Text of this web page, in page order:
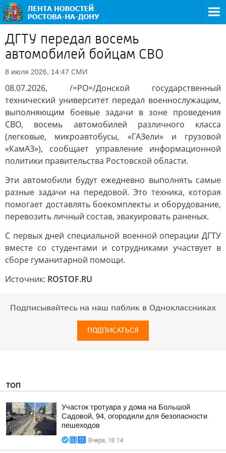
ДГТУ передал восемь
автомобилей бойцам СВО
8 июля 2026, 14:47 СМИ
08.07.2026, /=РО=/Донской государственный
технический университет передал военнослужащим,
выполняющим боевые задачи в зоне проведения
СВО, восемь автомобилей различного класса
(легковые, микроавтобусы, «ГАЗели» и грузовой
«КамАЗ»), сообщает управление информационной
политики правительства Ростовской области.
Эти автомобили будут ежедневно выполнять самые
разные задачи на передовой. Это техника, которая
помогает доставлять боекомплекты и оборудование,
перевозить личный состав, эвакуировать раненых.
С первых дней специальной военной операции ДГТУ
вместе со студентами и сотрудниками участвует в
сборе гуманитарной помощи.
Источник: ROSTOF.RU
Подписывайтесь на наш паблик в Одноклассниках
ПОДПИСАТЬСЯ
ТОП
Участок тротуара у дома на Большой
Садовой, 94, огородили для безопасности
пешеходов
Вчера, 18:14